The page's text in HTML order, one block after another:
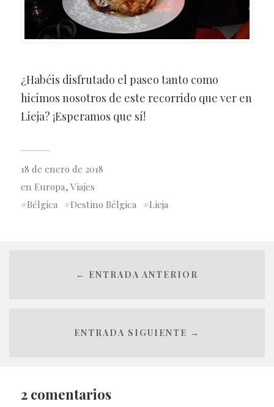
¿Habéis disfrutado el paseo tanto como
hicimos nosotros de este recorrido que ver en
Lieja? ¡Esperamos que sí!
18 de enero de 2018
en Europa,Viajes
Bélgica
Destino Bélgica Lieja
← ENTRADA ANTERIOR
ENTRADA SIGUIENTE →
2 comentarios